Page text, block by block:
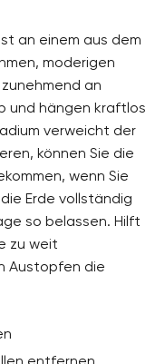
an einem aus dem
moderigen
an
und hängen kraftlos
verweicht der
können Sie die
wenn Sie
Erde vollständig
so belassen. Hilft
zu weit
Austopfen die